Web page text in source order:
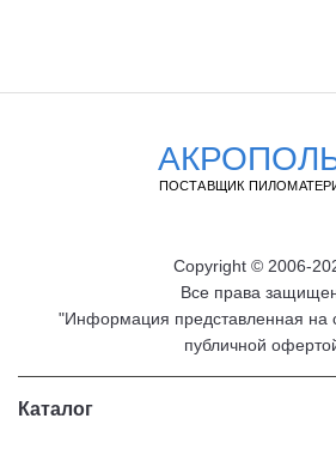
ПОСТАВЩИК
Copyright © 2006-
Все права
"Информация представленная на
публичной
Каталог